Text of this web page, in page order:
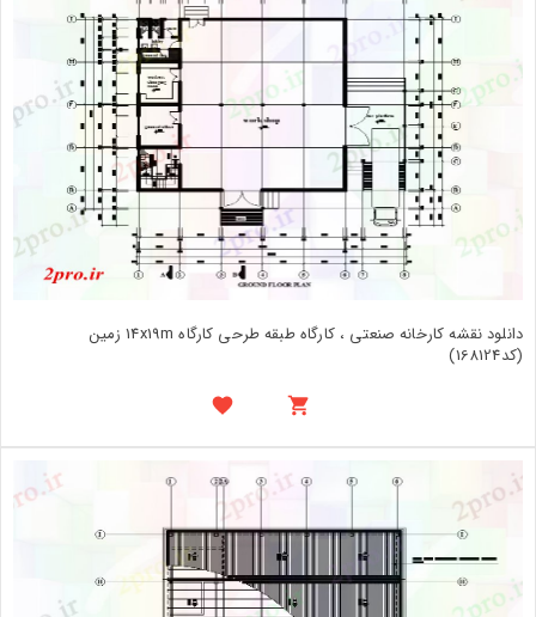
دانلود نقشه کارخانه صنعتی ، کارگاه طبقه طرحی کارگاه 14x19m زمین
(کد168124)